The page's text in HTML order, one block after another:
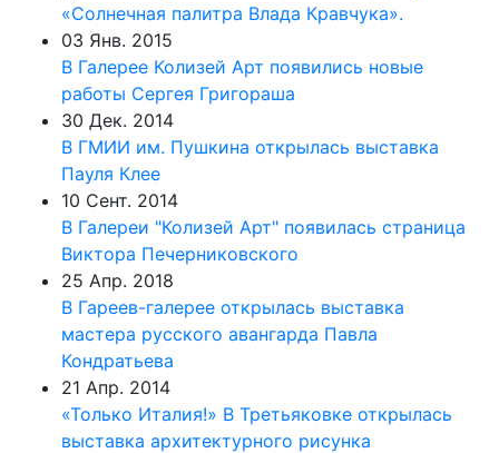
«Солнечная палитра Влада Кравчука».
03 Янв. 2015
В Галерее Колизей Арт появились новые
работы Сергея Григораша
30 Дек. 2014
В ГМИИ им. Пушкина открылась выставка
Пауля Клее
10 Сент. 2014
В Галереи "Колизей Арт" появилась страница
Виктора Печерниковского
25 Апр. 2018
В Гареев-галерее открылась выставка
мастера русского авангарда Павла
Кондратьева
21 Апр. 2014
«Только Италия!» В Третьяковке открылась
выставка архитектурного рисунка